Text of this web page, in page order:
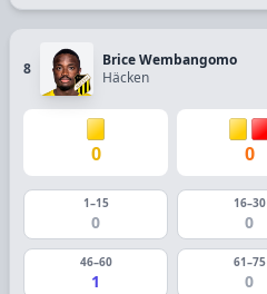
8
Brice Wembangomo
Häcken
0 0
1–15
0
16–30
0
46–60
1
61–75
0